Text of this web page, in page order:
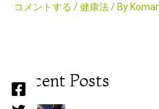
コメントする /健康法/ By
Recent Posts